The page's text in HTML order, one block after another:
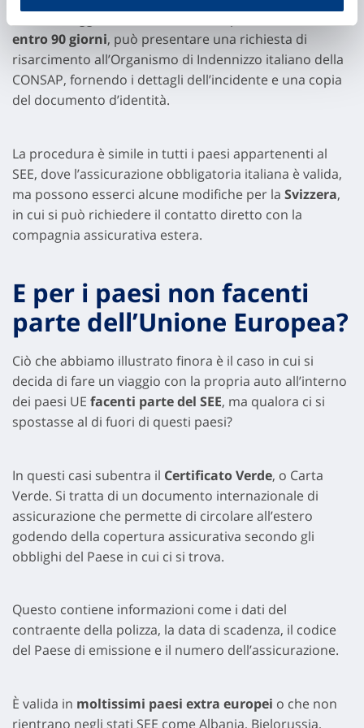
entro 90 giorni, può presentare una richiesta di
risarcimento all’Organismo di Indennizzo italiano della
CONSAP, fornendo i dettagli dell’incidente e una copia
del documento d’identità.
La procedura è simile in tutti i paesi appartenenti al
SEE, dove l’assicurazione obbligatoria italiana è valida,
ma possono esserci alcune modifiche per la Svizzera,
in cui si può richiedere il contatto diretto con la
compagnia assicurativa estera.
E per i paesi non facenti
parte dell’Unione Europea?
Ciò che abbiamo illustrato finora è il caso in cui si
decida di fare un viaggio con la propria auto all’interno
dei paesi UE facenti parte del SEE, ma qualora ci si
spostasse al di fuori di questi paesi?
In questi casi subentra il Certificato Verde, o Carta
Verde. Si tratta di un documento internazionale di
assicurazione che permette di circolare all’estero
godendo della copertura assicurativa secondo gli
obblighi del Paese in cui ci si trova.
Questo contiene informazioni come i dati del
contraente della polizza, la data di scadenza, il codice
del Paese di emissione e il numero dell’assicurazione.
È valida in moltissimi paesi extra europei o che non
rientrano negli stati SEE come Albania, Bielorussia,